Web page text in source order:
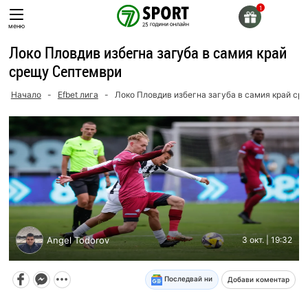
Skip
toменю
Локо Пловдив избегна загуба в самия край
срещу Септември
Начало - Efbet лига - Локо Пловдив избегна загуба в самия край
Angel Todorov 3 окт. | 19:32
Последвай ни Добави коментар